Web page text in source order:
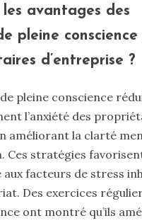
avantages des
pleine conscience
d’entreprise ?
pleine conscience
l’anxiété des
améliorant la clarté
Ces stratégies
aux facteurs de stress
Des exercices
ont montré qu’ils